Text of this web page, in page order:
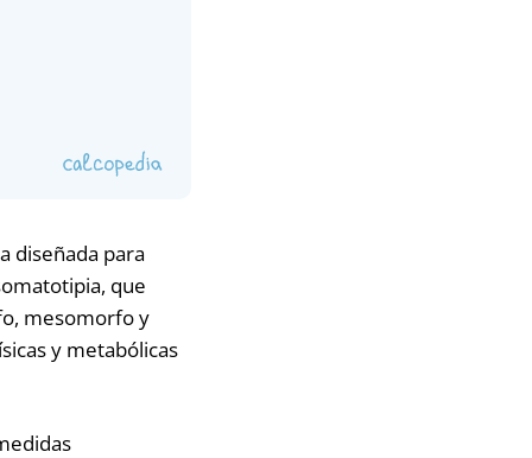
diseñada para
que
mesomorfo y
y metabólicas